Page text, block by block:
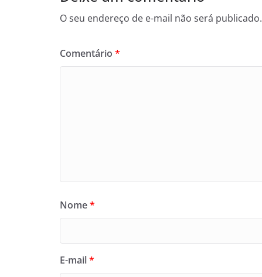
O seu endereço de e-mail não será publicado.
Comentário *
Nome*
E-mail*